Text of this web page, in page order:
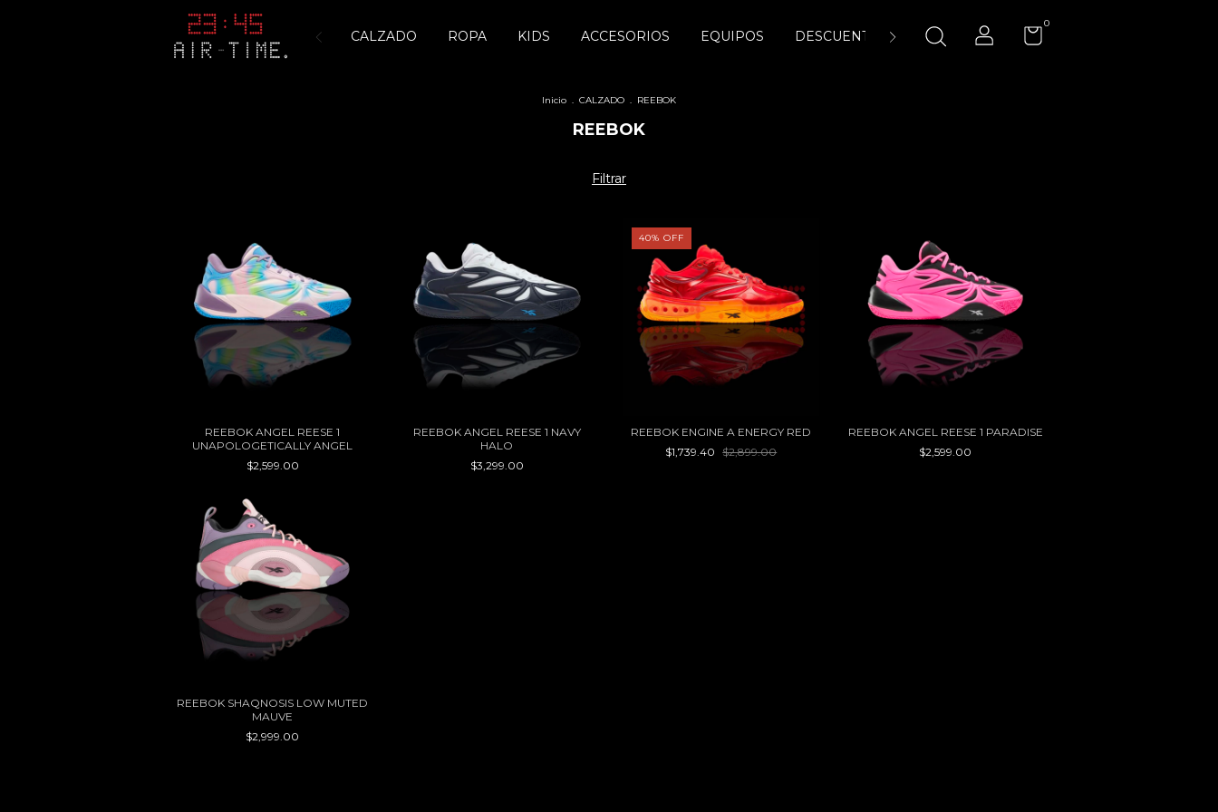
CALZADO ROPA KIDS ACCESORIOS EQUIPOS DESCUENTOS ENCUÉNTRANOS
0
Inicio . CALZADO . REEBOK
REEBOK
Filtrar
REEBOK ANGEL REESE 1
UNAPOLOGETICALLY ANGEL
$2,599.00
REEBOK ANGEL REESE 1 NAVY
HALO
$3,299.00
40% OFF
REEBOK ENGINE A ENERGY RED
$1,739.40
$2,899.00
REEBOK ANGEL REESE 1 PARADISE
$2,599.00
REEBOK SHAQNOSIS LOW MUTED
MAUVE
$2,999.00